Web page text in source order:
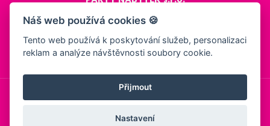
Náš web používá cookies 🍪
Tento web používá k poskytování služeb, personalizaci
reklam a analýze návštěvnosti soubory cookie.
Přijmout
Nastavení
Cukrovarská 984
Logistický areál Cukrovar Čakovice
196 00 Praha 9 - Čakovice
© 2026, PARTY NÁBYTEK s.r.o.
Ochrana osobních údajů